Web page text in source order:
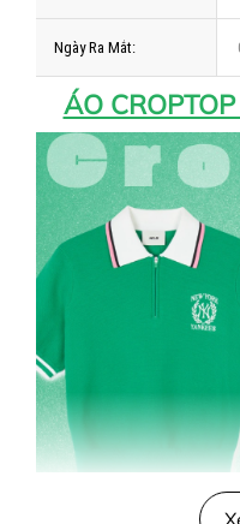
Ngày Ra Mắt:
ÁO